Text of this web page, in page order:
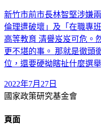
新竹市前市長林智堅涉嫌
倫理遭破壞」及「在職專
高等教育 清譽岌岌可危。
更不堪的事。 那就是徹頭
位，還要硬拗瞎扯什麼選
2022年7月27日
國家政策研究基金會
頁面